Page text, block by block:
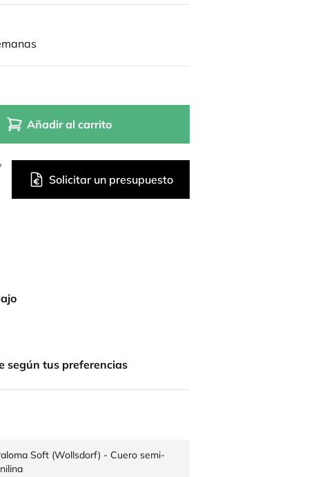
Añadir al carrito
Solicitar un presupuesto
según tus preferencias
Soft (Wollsdorf) - Cuero semi-